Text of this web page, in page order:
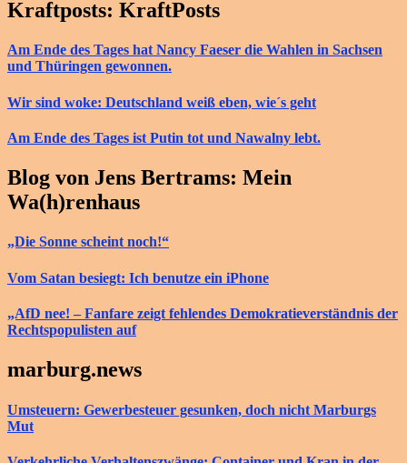
Kraftposts: KraftPosts
Am Ende des Tages hat Nancy Faeser die Wahlen in Sachsen
und Thüringen gewonnen.
Wir sind woke: Deutschland weiß eben, wie´s geht
Am Ende des Tages ist Putin tot und Nawalny lebt.
Blog von Jens Bertrams: Mein
Wa(h)renhaus
„Die Sonne scheint noch!“
Vom Satan besiegt: Ich benutze ein iPhone
„AfD nee! – Fanfare zeigt fehlendes Demokratieverständnis der
Rechtspopulisten auf
marburg.news
Umsteuern: Gewerbesteuer gesunken, doch nicht Marburgs
Mut